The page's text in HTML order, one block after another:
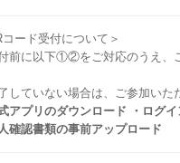
コード受付について＞
前に以下①②をご対応のうえ、
していない場合は、ご参加いた
アプリのダウンロード ・ログイ
確認書類の事前アップロード